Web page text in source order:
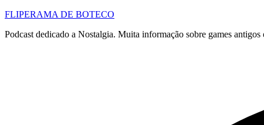
FLIPERAMA DE BOTECO
Podcast dedicado a Nostalgia. Muita informação sobre games